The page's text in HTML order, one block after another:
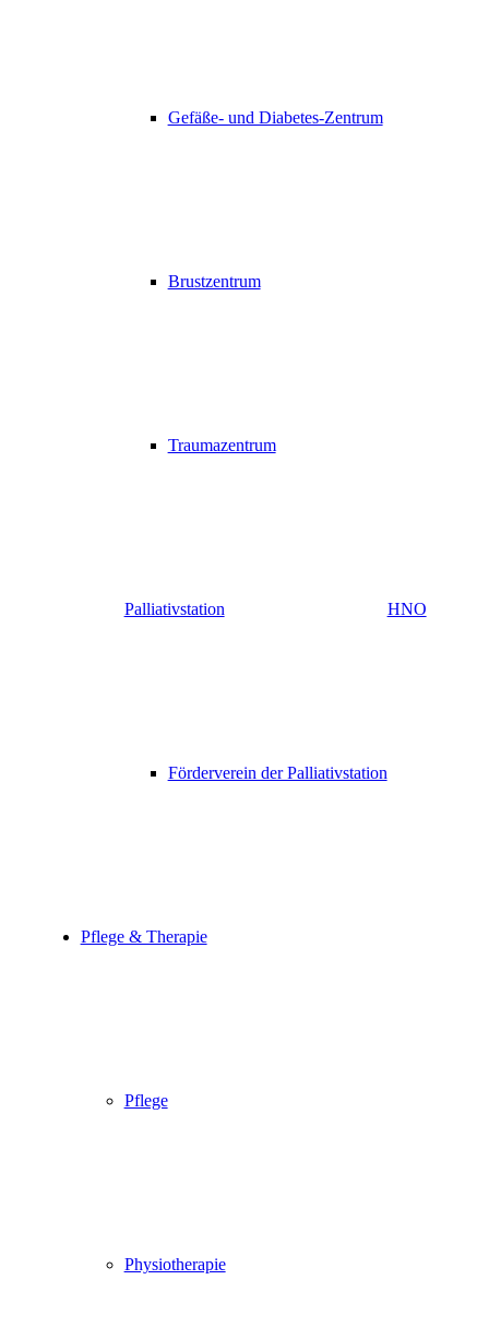
Gefäße- und Diabetes-Zentrum
Brustzentrum
Traumazentrum
Palliativstation
Förderverein der Palliativstation
HNO
Pflege & Therapie
Pflege
Physiotherapie